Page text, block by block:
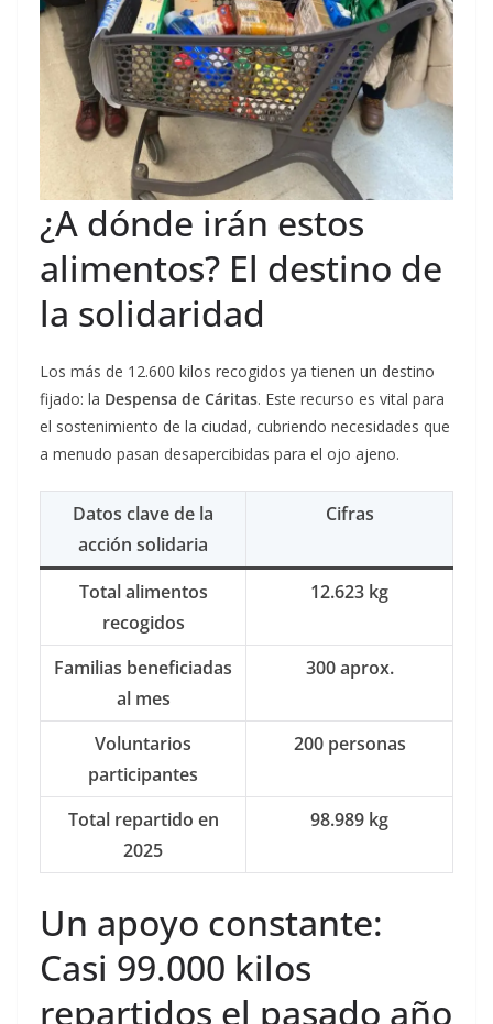
¿A dónde irán estos
alimentos? El destino de
la solidaridad
Los más de 12.600 kilos recogidos ya tienen un destino
fijado: la Despensa de Cáritas. Este recurso es vital para
el sostenimiento de la ciudad, cubriendo necesidades que
a menudo pasan desapercibidas para el ojo ajeno.
Datos clave de la
acción solidaria
Cifras
Total alimentos
recogidos
12.623 kg
Familias beneficiadas
al mes
300 aprox.
Voluntarios
participantes
200 personas
Total repartido en
2025
98.989 kg
Un apoyo constante:
Casi 99.000 kilos
repartidos el pasado año